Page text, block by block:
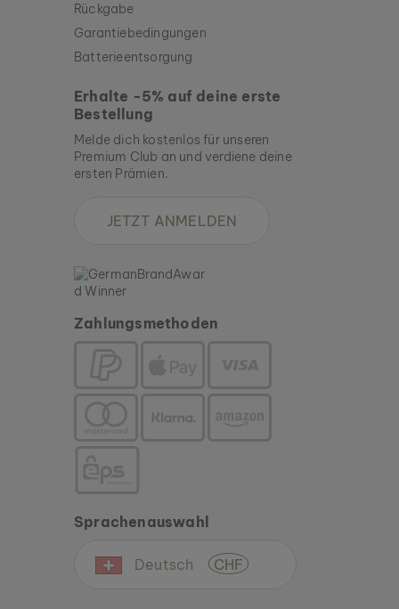
Rückgabe
Garantiebedingungen
Batterieentsorgung
Erhalte -5% auf deine erste
Bestellung
Melde dich kostenlos für unseren
Premium Club an und verdiene deine
ersten Prämien.
JETZT ANMELDEN
Zahlungsmethoden
Sprachenauswahl
Deutsch CHF